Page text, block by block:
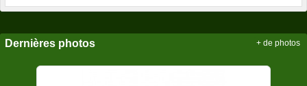
Dernières photos + de photos